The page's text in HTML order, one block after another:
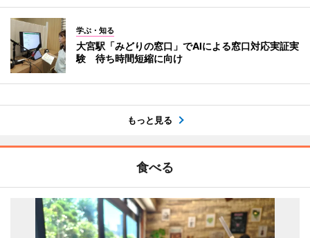
学ぶ・知る
大宮駅「みどりの窓口」でAIによる窓口対応実証実
験 待ち時間短縮に向け
もっと見る
食べる